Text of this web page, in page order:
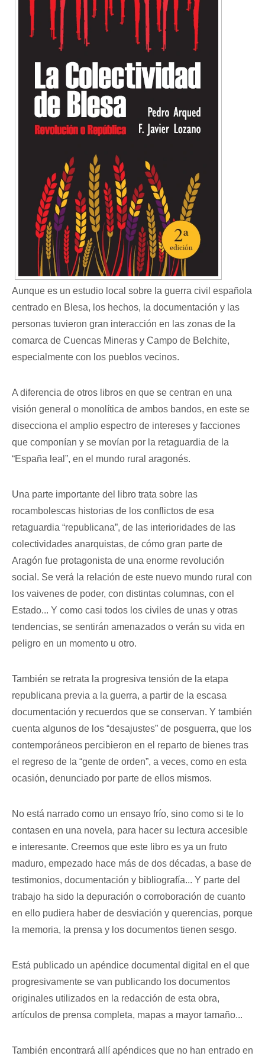
Aunque es un estudio local sobre la guerra civil española
centrado en Blesa, los hechos, la documentación y las
personas tuvieron gran interacción en las zonas de la
comarca de Cuencas Mineras y Campo de Belchite,
especialmente con los pueblos vecinos.
A diferencia de otros libros en que se centran en una
visión general o monolítica de ambos bandos, en este se
disecciona el amplio espectro de intereses y facciones
que componían y se movían por la retaguardia de la
“España leal”, en el mundo rural aragonés.
Una parte importante del libro trata sobre las
rocambolescas historias de los conflictos de esa
retaguardia “republicana”, de las interioridades de las
colectividades anarquistas, de cómo gran parte de
Aragón fue protagonista de una enorme revolución
social. Se verá la relación de este nuevo mundo rural con
los vaivenes de poder, con distintas columnas, con el
Estado... Y como casi todos los civiles de unas y otras
tendencias, se sentirán amenazados o verán su vida en
peligro en un momento u otro.
También se retrata la progresiva tensión de la etapa
republicana previa a la guerra, a partir de la escasa
documentación y recuerdos que se conservan. Y también
cuenta algunos de los “desajustes” de posguerra, que los
contemporáneos percibieron en el reparto de bienes tras
el regreso de la “gente de orden”, a veces, como en esta
ocasión, denunciado por parte de ellos mismos.
No está narrado como un ensayo frío, sino como si te lo
contasen en una novela, para hacer su lectura accesible
e interesante. Creemos que este libro es ya un fruto
maduro, empezado hace más de dos décadas, a base de
testimonios, documentación y bibliografía... Y parte del
trabajo ha sido la depuración o corroboración de cuanto
en ello pudiera haber de desviación y querencias, porque
la memoria, la prensa y los documentos tienen sesgo.
Está publicado un apéndice documental digital en el que
progresivamente se van publicando los documentos
originales utilizados en la redacción de esta obra,
artículos de prensa completa, mapas a mayor tamaño...
También encontrará allí apéndices que no han entrado en